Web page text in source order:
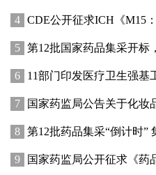
CDE公开征求ICH《M15：模型引导的药
第12批国家药品集采开标
11部门印发医疗卫生强基
国家药监局公告关于化妆
第12批药品集采“倒计时” 集
国家药监局公开征求《药品追溯系统